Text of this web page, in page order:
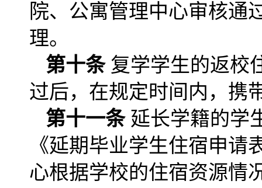
院、公寓管理中心审核通
理。
第十条 复学学生的返校
过后，在规定时间内，携
第十一条 延长学籍的学
《延期毕业学生住宿申
心根据学校的住宿资源情